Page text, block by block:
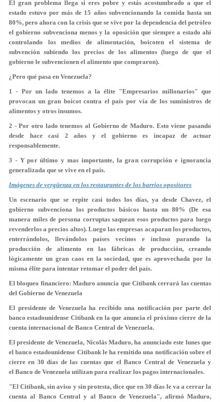
El gran problema llega si eres pobre y estás acostumbrado a que el
estado estuvo por más de 15 años subvencionando la comida hasta un
80%, pero ahora con la crisis que se vive por la dependencia del petróleo
el gobierno subvenciona menos y la oposición que siempre a estado ahí
controlando los medios de alimentación, boicoten el sistema de
subvención subiendo los precios de los alimentos (luego de que el
gobierno le subvencionen el alimento que compraron).
¿Pero qué pasa en Venezuela?
1 - Por un lado tenemos a la élite "Empresarios millonarios" que
provocan un gran boicot contra el país por vía de los suministros de
alimentos y otros insumos.
2 - Por otro lado tenemos al Gobierno de Maduro. Esto viene pasando
desde hace casi 2 años y el gobierno es incapaz de actuar
responsablemente.
3 - Y por último y mas importante, la gran corrupción e ignorancia
generalizada que se vive en el país.
Imágenes de vergüenza en los restaurantes de los barrios opositores
Un escenario que se repite casi todos los días, ya desde Chavez, el
gobierno subvenciona los productos básicos hasta un 80% (De esa
manera miles de persona corruptas saquean esos productos para luego
revenderlos a precios altos). Luego las empresas acaparan los productos,
enterrándolos, llevándolos países vecinos e incluso parando la
producción de alimento en las fábricas de producción, creando
lógicamente un gran caos en la sociedad, que es aprovechada por la
misma élite para intentar retomar el poder del país.
El bloqueo financiero: Maduro anuncia que Citibank cerrará las cuentas
del Gobierno de Venezuela
El presidente de Venezuela ha recibido una notificación por parte del
banco estadounidense Citibank en la que anuncia el próximo cierre de la
cuenta internacional de Banco Central de Venezuela.
El presidente de Venezuela, Nicolás Maduro, ha anunciado este lunes que
el banco estadounidense Citibank le ha remitido una notificación sobre el
cierre en 30 días de las cuentas que el Banco Central de Venezuela y
el Banco de Venezuela utilizan para realizar los pagos internacionales.
"El Citibank, sin aviso y sin protesta, dice que en 30 días le va a cerrar la
cuenta al Banco Central y al Banco de Venezuela", afirmó Maduro,